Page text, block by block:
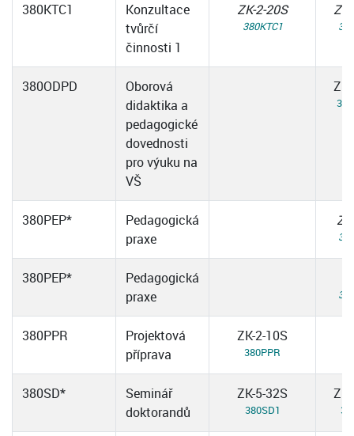
380KTC1
Konzultace
tvůrčí
činnosti 1
ZK-2-20S
380KTC1
380ODPD
Oborová
didaktika a
pedagogické
dovednosti
pro výuku na
VŠ
380PEP*
Pedagogická
praxe
380PEP*
Pedagogická
praxe
380PPR
Projektová
příprava
ZK-2-10S
380PPR
380SD*
Seminář
doktorandů
ZK-5-32S
380SD1